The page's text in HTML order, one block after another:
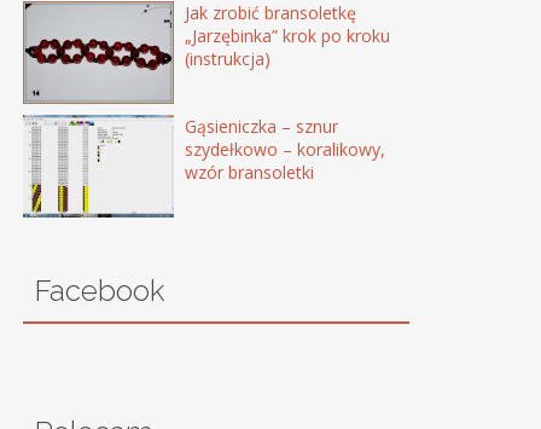
Jak zrobić bransoletkę
„Jarzębinka” krok po kroku
(instrukcja)
Gąsieniczka – sznur
szydełkowo – koralikowy,
wzór bransoletki
Facebook